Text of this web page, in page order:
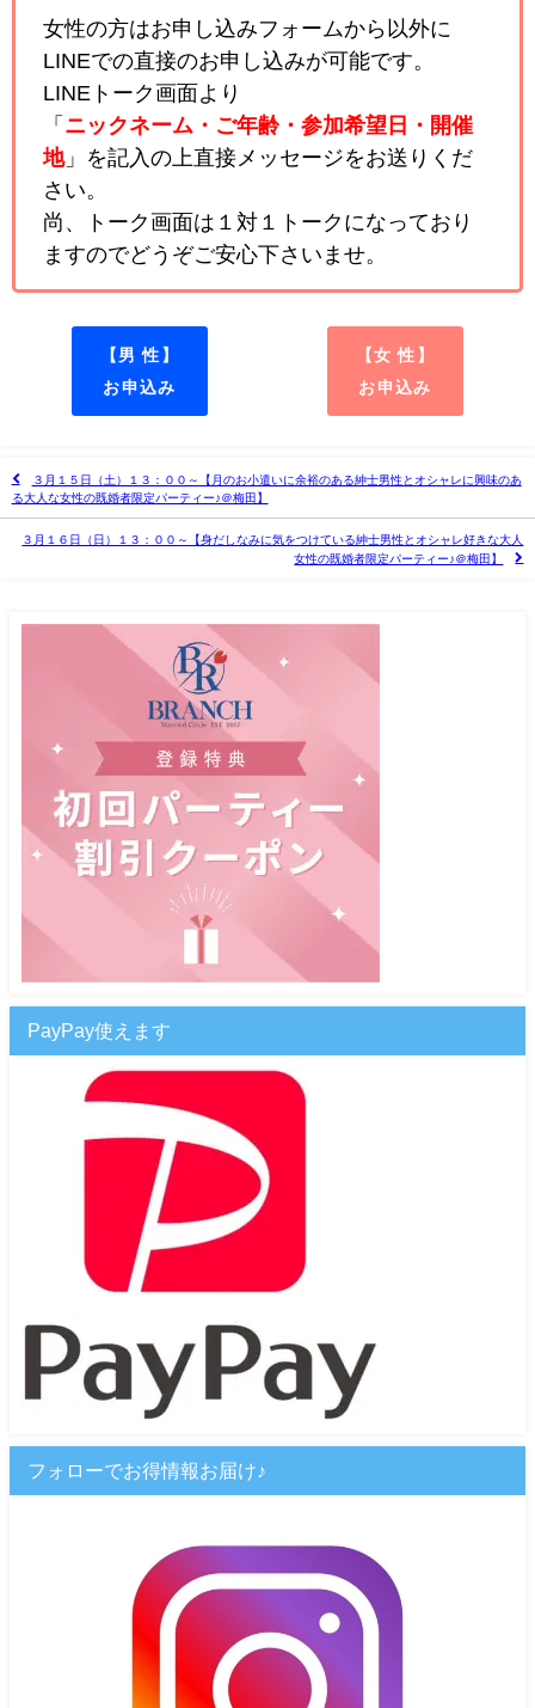
女性の方はお申し込みフォームから以外に
LINEでの直接のお申し込みが可能です。
LINEトーク画面より
「 ニックネーム・ご年齢・参加希望日・開催
地」を記入の上直接メッセージをお送りくだ
さい。
尚、トーク画面は１対１トークになっており
ますのでどうぞご安心下さいませ。
【男 性】
お申込み
【女 性】
お申込み
３月１５日（土）１３：００～【月のお小遣いに余裕のある紳士男性とオシャレに興味のあ
る大人な女性の既婚者限定パーティー♪＠梅田】
３月１６日（日）１３：００～【身だしなみに気をつけている紳士男性とオシャレ好きな大人
女性の既婚者限定パーティー♪＠梅田】
PayPay使えます
フォローでお得情報お届け♪